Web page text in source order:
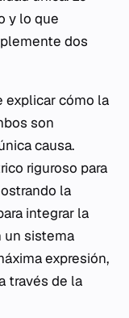
y lo que
dos
explicar cómo la
son
causa.
riguroso para
la
integrar la
un sistema
expresión,
través de la